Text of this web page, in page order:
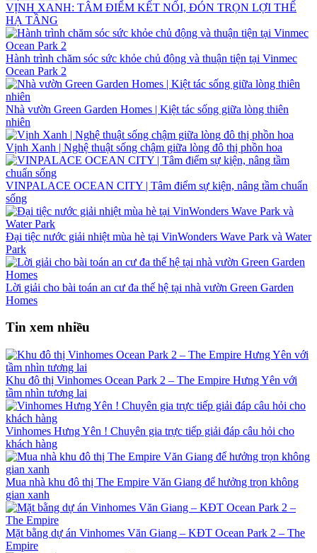
VỊNH XANH: TÂM ĐIỂM KẾT NỐI, ĐÓN TRỌN LỢI THẾ
HẠ TẦNG
Hành trình chăm sóc sức khỏe chủ động và thuận tiện tại Vinmec
Ocean Park 2
Nhà vườn Green Garden Homes | Kiệt tác sống giữa lòng thiên
nhiên
Vịnh Xanh | Nghệ thuật sống chậm giữa lòng đô thị phồn hoa
VINPALACE OCEAN CITY | Tâm điểm sự kiện, nâng tầm chuẩn
sống
Đại tiệc nước giải nhiệt mùa hè tại VinWonders Wave Park và Water
Park
Lời giải cho bài toán an cư đa thế hệ tại nhà vườn Green Garden
Homes
Tin xem nhiều
Khu đô thị Vinhomes Ocean Park 2 – The Empire Hưng Yên với
tầm nhìn tương lai
Vinhomes Hưng Yên ! Chuyên gia trực tiếp giải đáp câu hỏi cho
khách hàng
Mua nhà khu đô thị The Empire Văn Giang để hưởng trọn không
gian xanh
Mặt bằng dự án Vinhomes Văn Giang – KĐT Ocean Park 2 – The
Empire